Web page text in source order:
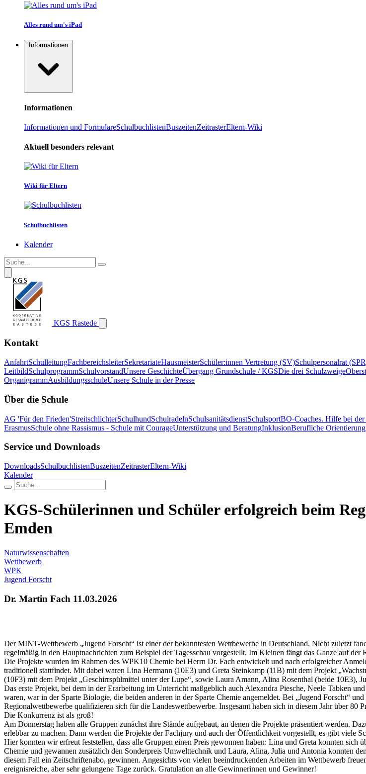
Alles rund um's iPad
Informationen
Informationen
Informationen und FormulareSchulbuchlistenBuszeitenZeitrasterEltern-Wiki
Aktuell besonders relevant
Wiki für Eltern
Schulbuchlisten
Kalender
KGS Rastede
Kontakt
AnfahrtSchulleitungFachbereichsleiterSekretariateHausmeisterSchüler:innen Vertretung (SV)Schulpersonalrat
LeitbildSchulprogrammSchulvorstandUnsere GeschichteÜbergang Grundschule / KGSDie drei Schulzweige
OrganigrammAusbildungsschuleUnsere Schule in der Presse
Über die Schule
AG 'Für den Frieden'StreitschlichterSchulhundSchulradelnSchulsanitätsdienstSchulsportBO-Coaches. Hilfe bei
ErasmusSchule ohne Rassismus - Schule mit CourageUnterstützung und BeratungInklusionBerufliche Orientierung
Service und Downloads
DownloadsSchulbuchlistenBuszeitenZeitrasterEltern-Wiki
Kalender
KGS-Schülerinnen und Schüler erfolgreich beim
Emden
Naturwissenschaften
Wettbewerb
WPK
Jugend Forscht
Dr. Martin Fach 11.03.2026
Der MINT-Wettbewerb „Jugend Forscht“ ist einer der bekanntesten Wettbewerbe in Deutschland. Nicht zuletzt
regelmäßig in den Hauptnachrichten zum Beispiel der Tagesschau vorgestellt. Im Kleinen fängt das Ganze auf
Die Projekte wurden im Rahmen des WPK10 Chemie bei Herrn Dr. Fach entwickelt und nach erfolgreicher
traditionell stattfindet. Mit dabei waren Lina Hermann (10E3) und Greta Steinkamp (11B) mit dem Projekt
(10F3) mit dem Projekt „Geschirrspülmittel unter der Lupe“, sowie Laura Amann, Alina Rosenthal (beide 10E3),
Das erste Projekt, bei dem in der Erarbeitung im Unterricht maßgeblich auch Alexandra Piesche, Neele Tabken
waren, war in der Sparte Biologie, die beiden anderen in der Sparte Chemie angemeldet. Bei „Jugend Forscht“
Regionalwettbewerbe qualifizieren sich für die Landeswettbewerbe. Insgesamt haben sich in diesem Jahr über 80
Die Konkurrenz ist als groß!
Am Donnerstag haben alle Gruppen zunächst ihre Stände aufgebaut, an denen die Projekte präsentiert werden.
erlebbar zu machen. Dann werden die Projekte der Fachjury und auch der Öffentlichkeit vorgestellt, es gibt viele
Hier konnten wir erfreut feststellen, dass alle Gruppen einen Preis gewonnen haben: Lina und Greta konnten sich
Chemie und gewannen zusätzlich den Sonderpreis Umwelttechnik und Laura, Alina, Julia und Antonia konnten
diesem Fall ein Zeitschriftenabo, gewinnen. Angesichts von vielen beeindruckenden Arbeiten im Wettbewerb
ereignisreiche, aber sehr gelungene Tage zurück. Gratulation an alle Gewinnerinnen und Gewinner!